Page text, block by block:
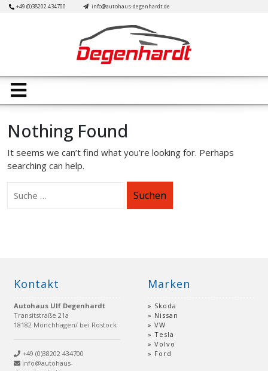
Skip+49 (0)38202 434700 info@autohaus-degenhardt.de
Open
Nothing Found
It seems we can’t find what you’re looking for. Perhaps
searching can help.
Suchen
Kontakt
Autohaus Ulf Degenhardt
Transitstraße 21a
18182 Mönchhagen/ bei Rostock
+49 (0)38202 434700
info@autohaus-
Marken
Skoda
Nissan
VW
Tesla
Volvo
Ford